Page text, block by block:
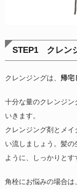
STEP1 クレン
クレンジングは、 帰宅
十分な量のクレンジ
いきます。
クレンジング剤とメ
い流しましょう。髪
ように、しっかりとす
角栓にお悩みの場合